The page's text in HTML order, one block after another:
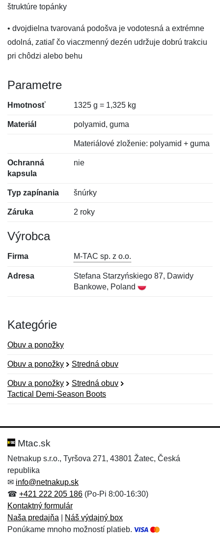
štruktúre topánky
• dvojdielna tvarovaná podošva je vodotesná a extrémne
odolná, zatiaľ čo viaczmenný dezén udržuje dobrú trakciu
pri chôdzi alebo behu
Parametre
Hmotnosť 1325 g = 1,325 kg
Materiál polyamid, guma
Materiálové zloženie: polyamid + guma
Ochranná
kapsula
nie
Typ zapínania šnúrky
Záruka 2 roky
Výrobca
Firma M-TAC sp. z o.o.
Adresa
Stefana Starzyńskiego 87, Dawidy
Bankowe, Poland
Kategórie
Obuv a ponožky
Obuv a ponožky Stredná obuv
Obuv a ponožky
Stredná obuv
Tactical Demi-Season Boots
Hodnotenie:
Meno:*
E-mail:
Meno:
E-mail:*
Správa*
Mtac.sk
Netnakup s.r.o., Tyršova 271, 43801 Žatec, Česká
republika
✉ info@netnakup.sk
☎ +421 222 205 186 (Po-Pi 8:00-16:30)
Kontaktný formulár
Naša predajňa
Náš výdajný box
Ponúkame mnoho možností platieb.